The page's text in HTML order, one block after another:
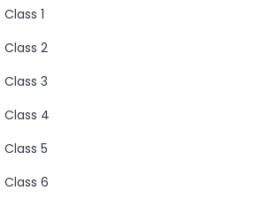
1
Class 2
3
Class 4
5
Class 6